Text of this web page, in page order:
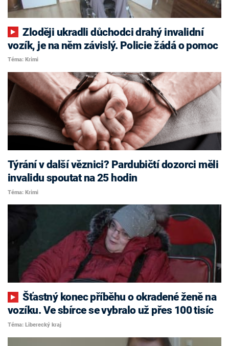
Zloději ukradli důchodci drahý invalidní
vozík, je na něm závislý. Policie žádá o pomoc
Téma: Krimi
Týrání v další věznici? Pardubičtí dozorci měli
invalidu spoutat na 25 hodin
Téma: Krimi
Šťastný konec příběhu o okradené ženě na
vozíku. Ve sbírce se vybralo už přes 100 tisíc
Téma: Liberecký kraj